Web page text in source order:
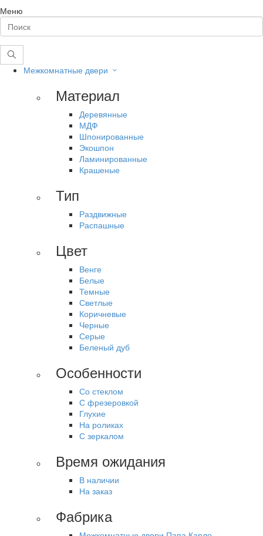
Меню
Межкомнатные двери
Материал
Деревянные
МДФ
Шпонированные
Экошпон
Ламинированные
Крашеные
Тип
Раздвижные
Распашные
Цвет
Венге
Белые
Темные
Светлые
Коричневые
Черные
Серые
Беленый дуб
Особенности
Со стеклом
С фрезеровкой
Глухие
На роликах
С зеркалом
Время ожидания
В наличии
На заказ
Фабрика